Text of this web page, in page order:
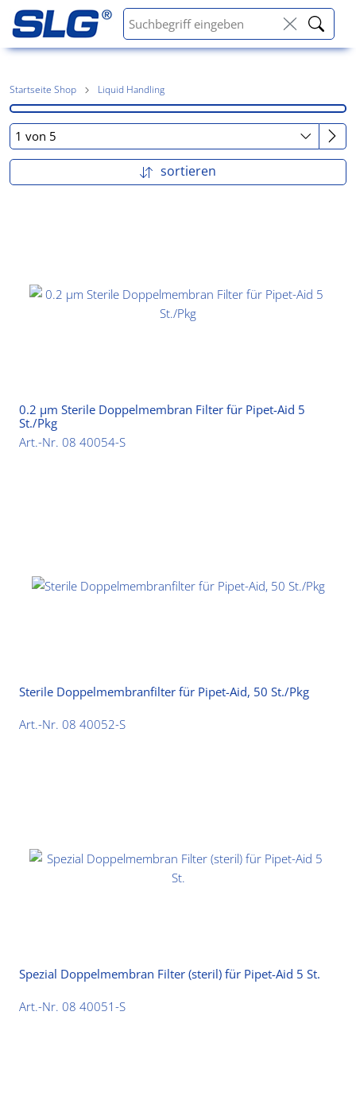
Startseite Shop Liquid Handling
sortieren
0.2 µm Sterile Doppelmembran Filter für Pipet-Aid 5
St./Pkg
Art.-Nr. 08 40054-S
Sterile Doppelmembranfilter für Pipet-Aid, 50 St./Pkg
Art.-Nr. 08 40052-S
Spezial Doppelmembran Filter (steril) für Pipet-Aid 5 St.
Art.-Nr. 08 40051-S